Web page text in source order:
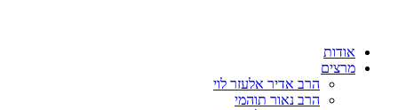
אודות
מרצים
הרב אדיר אלעזר לוי
הרב נאור תוהמי